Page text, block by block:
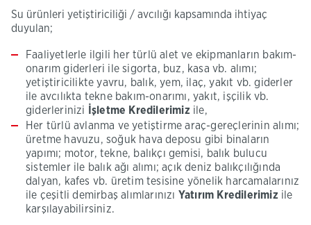
Su ürünleri yetiştiriciliği / avcılığı kapsamında ihtiyaç
duyulan;
Faaliyetlerle ilgili her türlü alet ve ekipmanların bakım-
onarım giderleri ile sigorta, buz, kasa vb. alımı;
yetiştiricilikte yavru, balık, yem, ilaç, yakıt vb. giderler
ile avcılıkta tekne bakım-onarımı, yakıt, işçilik vb.
giderlerinizi
İşletme Kredilerimiz ile,
Her türlü avlanma ve yetiştirme araç-gereçlerinin alımı;
üretme havuzu, soğuk hava deposu gibi binaların
yapımı; motor, tekne, balıkçı gemisi, balık bulucu
sistemler ile balık ağı alımı; açık deniz balıkçılığında
dalyan, kafes vb. üretim tesisine yönelik harcamalarınız
ile çeşitli demirbaş alımlarınızı Yatırım Kredilerimiz ile
karşılayabilirsiniz.